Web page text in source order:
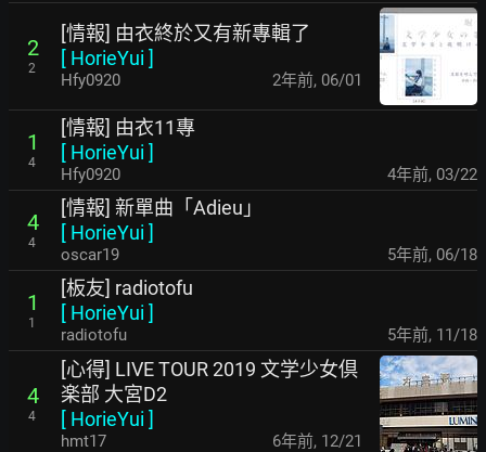
2
2
[情報] 由衣終於又有新專輯了
[ HorieYui ]
Hfy0920 2年前, 06/01
1
4
[情報] 由衣11專
[ HorieYui ]
Hfy0920 4年前, 03/22
4
4
[情報] 新單曲「Adieu」
[ HorieYui ]
oscar19 5年前, 06/18
1
1
[板友] radiotofu
[ HorieYui ]
radiotofu 5年前, 11/18
4
4
[心得] LIVE TOUR 2019 文学少女倶
楽部 大宮D2
[ HorieYui ]
hmt17 6年前, 12/21